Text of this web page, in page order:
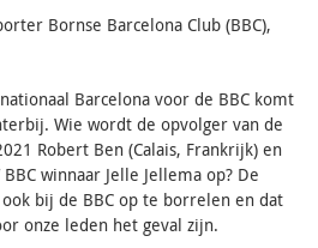
Bornse Barcelona Club (BBC),
Barcelona voor de BBC komt
Wie wordt de opvolger van de
Robert Ben (Calais, Frankrijk) en
BBC winnaar Jelle Jellema op? De
bij de BBC op te borrelen en dat
onze leden het geval zijn.